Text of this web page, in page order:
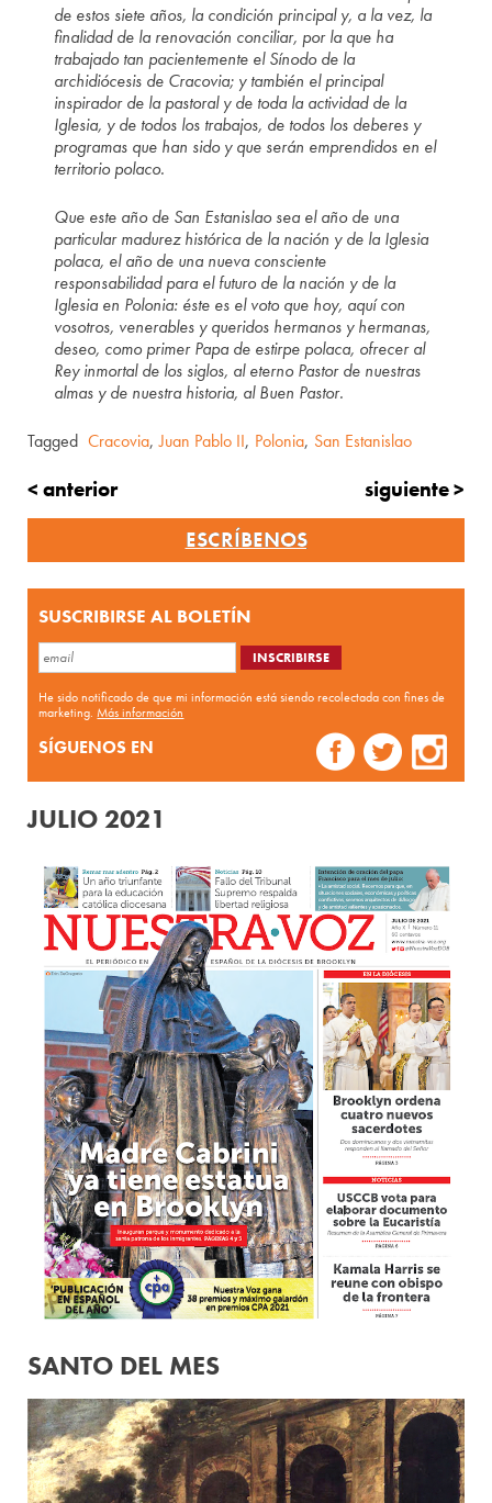
de estos siete años, la condición principal y, a la vez, la
finalidad de la renovación conciliar, por la que ha
trabajado tan pacientemente el Sínodo de la
archidiócesis de Cracovia; y también el principal
inspirador de la pastoral y de toda la actividad de la
Iglesia, y de todos los trabajos, de todos los deberes y
programas que han sido y que serán emprendidos en el
territorio polaco.
Que este año de San Estanislao sea el año de una
particular madurez histórica de la nación y de la Iglesia
polaca, el año de una nueva consciente
responsabilidad para el futuro de la nación y de la
Iglesia en Polonia: éste es el voto que hoy, aquí con
vosotros, venerables y queridos hermanos y hermanas,
deseo, como primer Papa de estirpe polaca, ofrecer al
Rey inmortal de los siglos, al eterno Pastor de nuestras
almas y de nuestra historia, al Buen Pastor.
Tagged Cracovia, Juan Pablo II, Polonia, San Estanislao
< anterior siguiente >
ESCRÍBENOS
SUSCRIBIRSE AL BOLETÍN
He sido notificado de que mi información está siendo recolectada con fines de
marketing.Más información
SÍGUENOS EN
JULIO 2021
SANTO DEL MES